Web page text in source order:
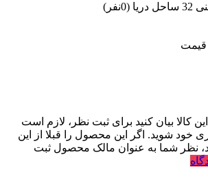
(0نفر)
قیمت
کالا بیان کنید برای ثبت نظر، لازم است
خود شوید. اگر این محصول را قبلا از این
نظر شما به عنوان مالک محصول ثبت